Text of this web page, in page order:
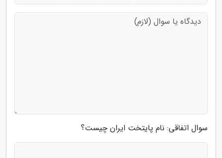
سوال اتفاقی: نام پایتخت ایران چیست؟